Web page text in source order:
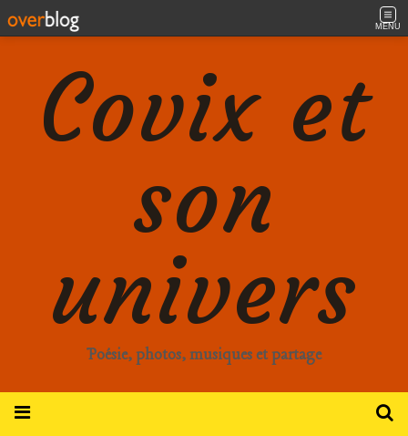
MENU
Covix et
son
univers
Poésie, photos, musiques et partage